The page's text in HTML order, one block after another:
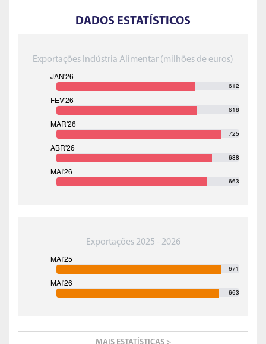
DADOS ESTATÍSTICOS
Exportações Indústria Alimentar (milhões de euros)
612
618
725
688
663
Exportações 2025 - 2026
671
663